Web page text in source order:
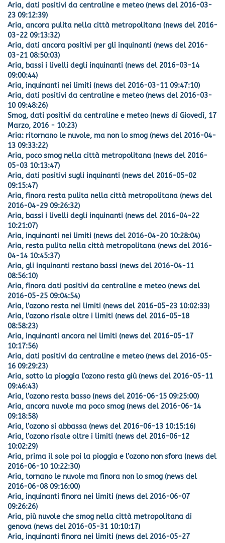
Aria, dati positivi da centraline e meteo (news del 2016-03-
23 09:12:39)
Aria, ancora pulita nella città metropolitana (news del 2016-
03-22 09:13:32)
Aria, dati ancora positivi per gli inquinanti (news del 2016-
03-21 08:50:03)
Aria, bassi i livelli degli inquinanti (news del 2016-03-14
09:00:44)
Aria, inquinanti nei limiti (news del 2016-03-11 09:47:10)
Aria, dati positivi da centraline e meteo (news del 2016-03-
10 09:48:26)
Smog, dati positivi da centraline e meteo (news di Giovedì, 17
Marzo, 2016 - 10:23)
Aria: ritornano le nuvole, ma non lo smog (news del 2016-04-
13 09:33:22)
Aria, poco smog nella città metropolitana (news del 2016-
05-03 10:13:47)
Aria, dati positivi sugli inquinanti (news del 2016-05-02
09:15:47)
Aria, finora resta pulita nella città metropolitana (news del
2016-04-29 09:26:32)
Aria, bassi i livelli degli inquinanti (news del 2016-04-22
10:21:07)
Aria, inquinanti nei limiti (news del 2016-04-20 10:28:04)
Aria, resta pulita nella città metropolitana (news del 2016-
04-14 10:45:37)
Aria, gli inquinanti restano bassi (news del 2016-04-11
08:56:10)
Aria, finora dati positivi da centraline e meteo (news del
2016-05-25 09:04:54)
Aria, l’ozono resta nei limiti (news del 2016-05-23 10:02:33)
Aria, l’ozono risale oltre i limiti (news del 2016-05-18
08:58:23)
Aria, inquinanti ancora nei limiti (news del 2016-05-17
10:17:56)
Aria, dati positivi da centraline e meteo (news del 2016-05-
16 09:29:23)
Aria, sotto la pioggia l’ozono resta giù (news del 2016-05-11
09:46:43)
Aria, l’ozono resta basso (news del 2016-06-15 09:25:00)
Aria, ancora nuvole ma poco smog (news del 2016-06-14
09:18:58)
Aria, l’ozono si abbassa (news del 2016-06-13 10:15:16)
Aria, l’ozono risale oltre i limiti (news del 2016-06-12
10:02:29)
Aria, prima il sole poi la pioggia e l’ozono non sfora (news del
2016-06-10 10:22:30)
Aria, tornano le nuvole ma finora non lo smog (news del
2016-06-08 09:16:00)
Aria, inquinanti finora nei limiti (news del 2016-06-07
09:26:26)
Aria, più nuvole che smog nella città metropolitana di
genova (news del 2016-05-31 10:10:17)
Aria, inquinanti finora nei limiti (news del 2016-05-27